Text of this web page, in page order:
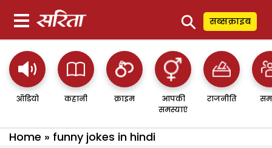
⚲ सब्सक्राइब
ऑडियो कहानी क्राइम
आपकी
समस्याएं
राजनीति
Home » funny jokes in hindi